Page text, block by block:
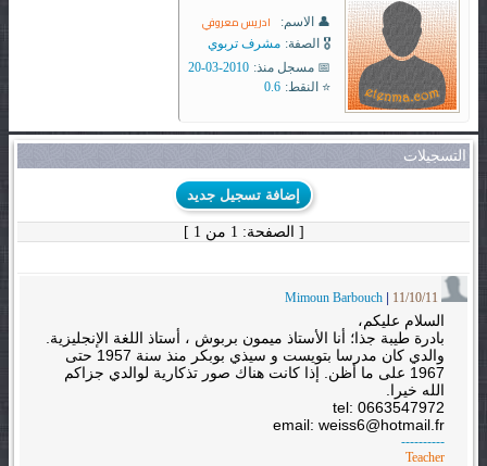
👤 الاسم: ادريس معروفي
🎖️ الصفة: مشرف تربوي
📅 مسجل منذ: 2010-03-20
⭐ النقط: 0.6
التسجيلات
إضافة تسجيل جديد
[ الصفحة: 1 من 1 ]
Mimoun Barbouch | 11/10/11
السلام عليكم،
بادرة طيبة جذا؛ أنا الأستاذ ميمون بربوش ، أستاذ اللغة الإنجليزية.
والدي كان مدرسا بتويست و سيذي بوبكر منذ سنة 1957 حتى
1967 على ما أظن. إذا كانت هناك صور تذكارية لوالدي جزاكم
الله خيرا.
tel: 0663547972
email: weiss6@hotmail.fr
----------
Teacher